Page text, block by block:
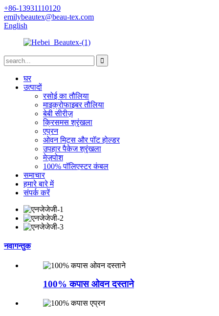
+86-13931110120
emilybeautex@beau-tex.com
English
घर
उत्पादों
रसोई का तौलिया
माइक्रोफाइबर तौलिया
बेबी सीरीज़
क्रिसमस श्रृंखला
एप्रन
ओवन मिट्स और पॉट होल्डर
उपहार पैकेज श्रृंखला
मेज़पोश
100% पॉलिएस्टर कंबल
समाचार
हमारे बारे में
संपर्क करें
नवागन्तुक
100% कपास ओवन दस्ताने